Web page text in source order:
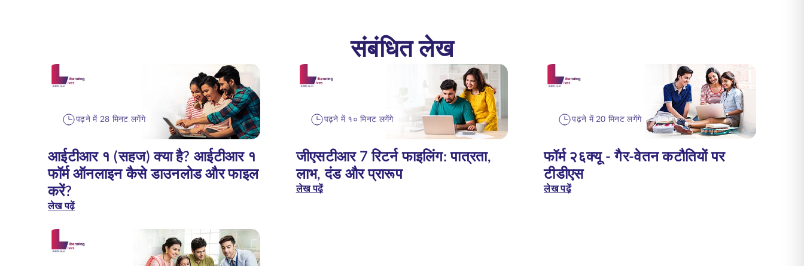
संबंधित लेख
पढ़ने में 28 मिनट लगेंगे
आईटीआर १ (सहज) क्या है? आईटीआर १
फॉर्म ऑनलाइन कैसे डाउनलोड और फाइल
करें?
लेख पढ़ें
पढ़ने में १० मिनट लगेंगे
जीएसटीआर 7 रिटर्न फाइलिंग: पात्रता,
लाभ, दंड और प्रारूप
लेख पढ़ें
पढ़ने में 20 मिनट लगेंगे
फॉर्म २६क्यू - गैर-वेतन कटौतियों पर
टीडीएस
लेख पढ़ें